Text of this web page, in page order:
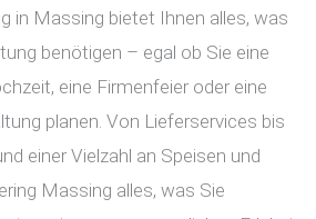
in Massing bietet Ihnen alles, was
benötigen – egal ob Sie eine
eine Firmenfeier oder eine
planen. Von Lieferservices bis
einer Vielzahl an Speisen und
Massing alles, was Sie